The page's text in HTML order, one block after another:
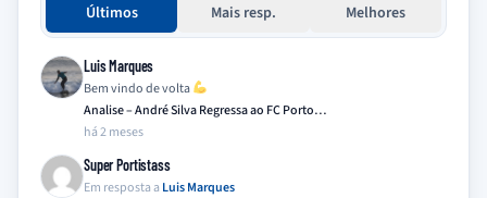
Últimos Mais resp. Melhores
Luis Marques
Bem vindo de volta
Analise – André Silva Regressa ao FC Porto…
há 2 meses
Super Portistass
Em resposta a Luis Marques